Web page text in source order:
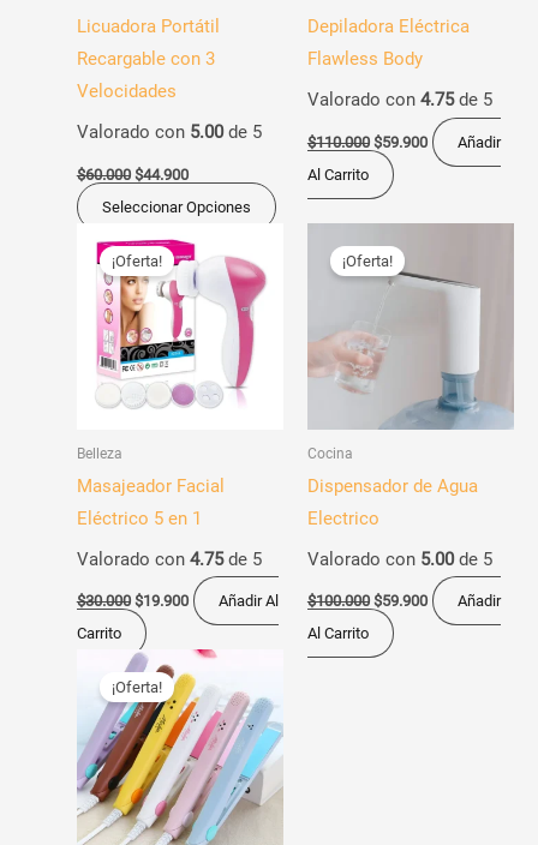
Licuadora Portátil
Recargable con 3
Velocidades
Valorado con 5.00de 5
$60.000 $44.900
Seleccionar Opciones
pueden
elegir
página
de
Depiladora Eléctrica
Flawless Body
Valorado con 4.75de 5
$110.000 $59.900
Añadir
Al Carrito
¡Oferta!
Belleza
Masajeador Facial
Eléctrico 5 en 1
Valorado con 4.75de 5
$30.000
precio
original
era:
$30.000.
$19.900
precio
actual
es:
$19.900.
Añadir Al
Carrito
¡Oferta!
Cocina
Dispensador de Agua
Electrico
Valorado con 5.00de 5
$100.000
precio
original
$59.900
actual
es:
Añadir
Al Carrito
¡Oferta!
El
precio
original
era:
$35.000.
El
precio
actual
es:
$24.900.
Este
tiene
múltiples
variantes.